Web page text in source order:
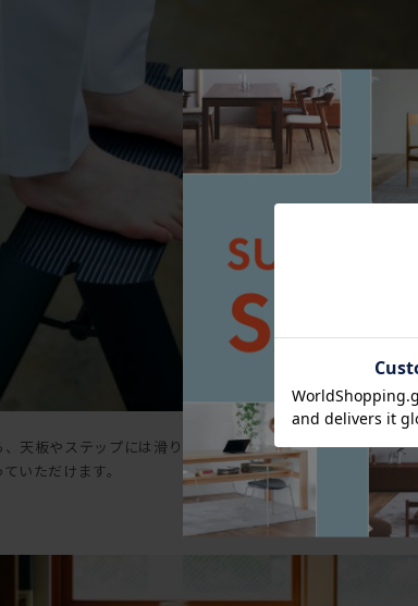
天板やステップには滑りにくい波形形状を採用。ステップ
いただけます。